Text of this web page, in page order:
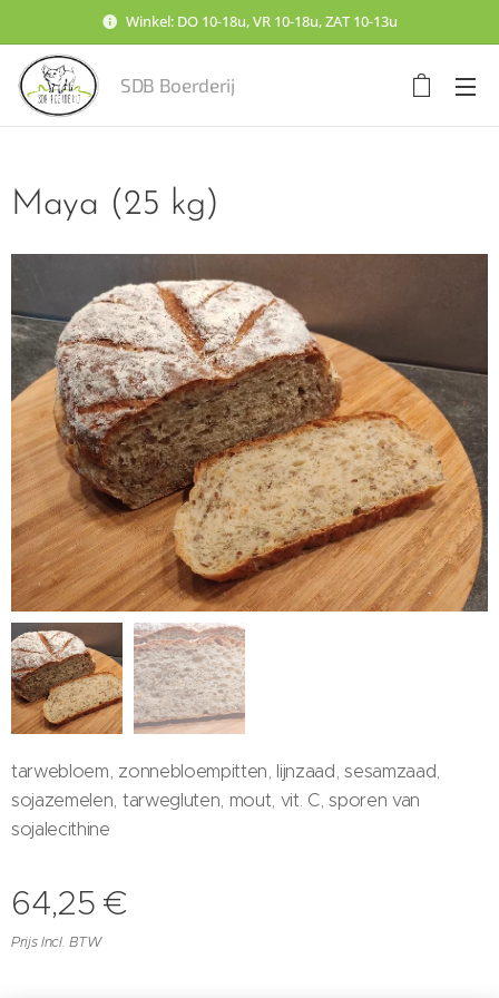
Winkel: DO 10-18u, VR 10-18u, ZAT 10-13u
SDB Boerderij
Maya (25 kg)
tarwebloem, zonnebloempitten, lijnzaad, sesamzaad,
sojazemelen, tarwegluten, mout, vit. C, sporen van
sojalecithine
64,25 €
Prijs Incl. BTW